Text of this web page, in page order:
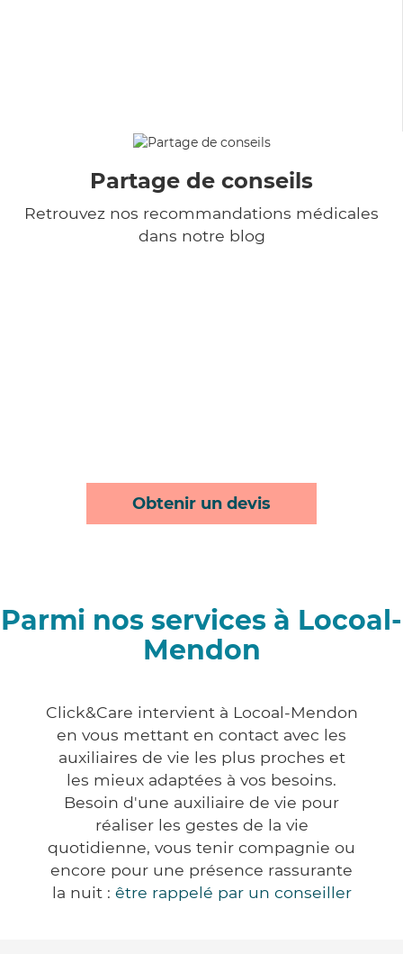
Partage de conseils
Retrouvez nos recommandations médicales
dans notre blog
Obtenir un devis
Parmi nos services à Locoal-
Mendon
Click&Care intervient à Locoal-Mendon
en vous mettant en contact avec les
auxiliaires de vie les plus proches et
les mieux adaptées à vos besoins.
Besoin d'une auxiliaire de vie pour
réaliser les gestes de la vie
quotidienne, vous tenir compagnie ou
encore pour une présence rassurante
la nuit : être rappelé par un conseiller